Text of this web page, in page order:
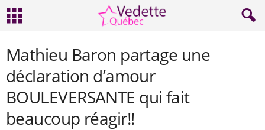
Mathieu Baron partage une
déclaration d’amour
BOULEVERSANTE qui fait
beaucoup réagir!!